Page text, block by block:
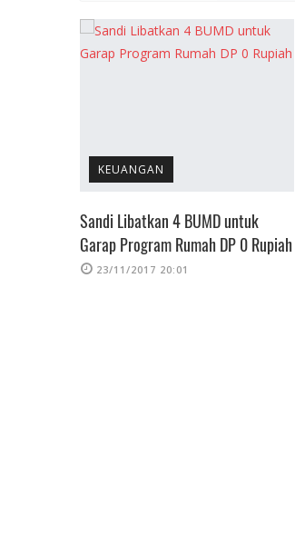
KEUANGAN
Sandi Libatkan 4 BUMD untuk
Garap Program Rumah DP 0 Rupiah
23/11/2017 20:01